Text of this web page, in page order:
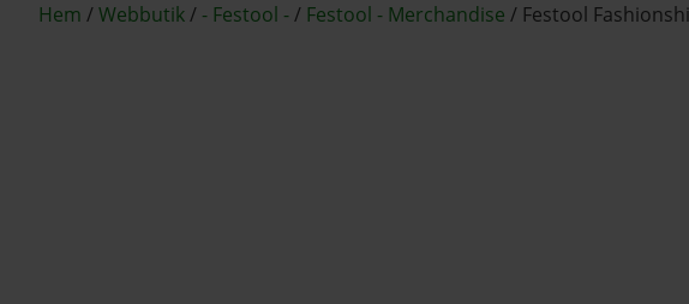
Hem /Webbutik/ - Festool -/ Festool - Merchandise / Festool